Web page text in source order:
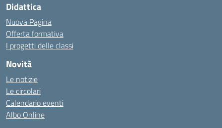
Didattica
Nuova Pagina
Offerta formativa
I progetti delle classi
Novità
Le notizie
Le circolari
Calendario eventi
Albo Online